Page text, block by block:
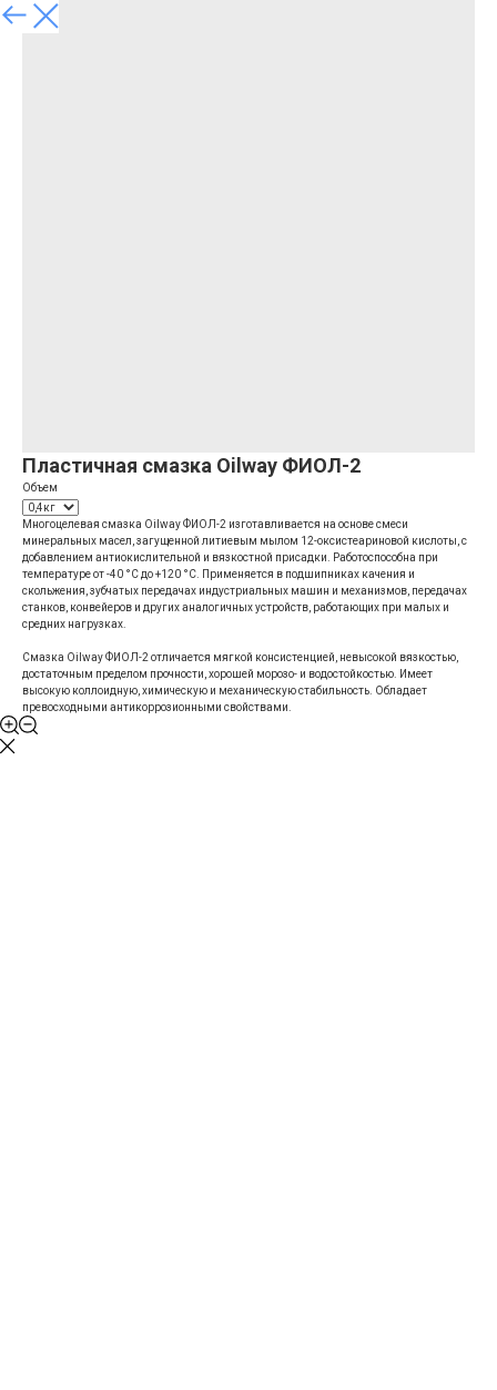
Пластичная смазка Oilway ФИОЛ-2
Объем
Многоцелевая смазка Oilway ФИОЛ-2 изготавливается на основе смеси
минеральных масел, загущенной литиевым мылом 12-оксистеариновой кислоты, с
добавлением антиокислительной и вязкостной присадки. Работоспособна при
температуре от -40 °С до +120 °С. Применяется в подшипниках качения и
скольжения, зубчатых передачах индустриальных машин и механизмов, передачах
станков, конвейеров и других аналогичных устройств, работающих при малых и
средних нагрузках.
Смазка Oilway ФИОЛ-2 отличается мягкой консистенцией, невысокой вязкостью,
достаточным пределом прочности, хорошей морозо- и водостойкостью. Имеет
высокую коллоидную, химическую и механическую стабильность. Обладает
превосходными антикоррозионными свойствами.